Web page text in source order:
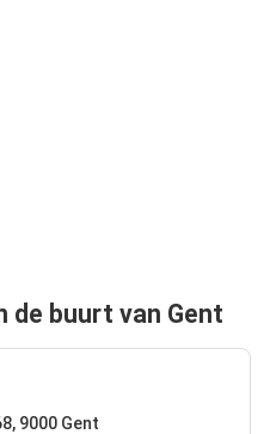
de buurt van Gent
9000 Gent